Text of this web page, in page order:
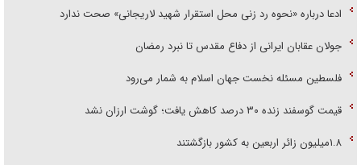
ادعا درباره «نحوه رد زنی محل استقرار شهید لاریجانی» صحت ندارد
جولان عقابان ایرانی از دفاع مقدس تا نبرد رمضان
فلسطین مسئله نخست جهان اسلام به شمار می‌رود
قیمت گوسفند زنده ۳۰ درصد کاهش یافت؛ گوشت ارزان نشد
۱.۸میلیون زائر اربعین به کشور بازگشتند